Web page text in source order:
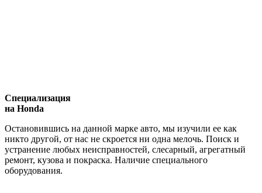
Специализация
на Honda
Остановившись на данной марке авто, мы изучили ее как
никто другой, от нас не скроется ни одна мелочь. Поиск и
устранение любых неисправностей, слесарный, агрегатный
ремонт, кузова и покраска. Наличие специального
оборудования.